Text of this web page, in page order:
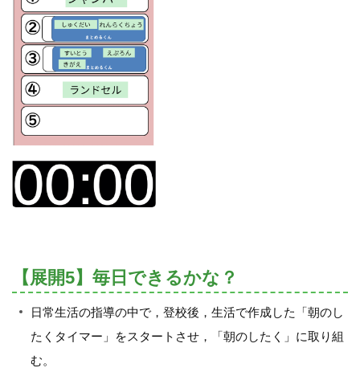
【展開5】毎日できるかな？
日常生活の指導の中で，登校後，生活で作成した「朝のし
たくタイマー」をスタートさせ，「朝のしたく」に取り組
む。